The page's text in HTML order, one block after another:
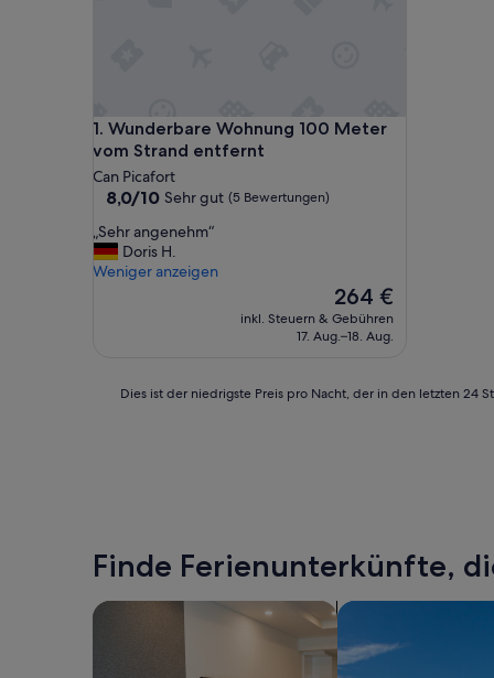
1. Wunderbare Wohnung 100 Meter
vom Strand entfernt
Wunderbare Wohnung 100 Meter vom Strand
Can Picafort
8.0
10,
Sehr
gut,
8,0/10 Sehr gut (5 Bewertungen)
„
S
e
„Sehr angenehm“
Doris H.
Weniger anzeigen
Der
Preis
beträgt
264 €
inkl. Steuern & Gebühren
17. Aug.–18. Aug.
in
den
24 Stunden
Dies ist der niedrigste Preis pro Nacht, der in den letzten 24
Finde Ferienunterkünfte,
Suche nach Aparthotels Suche nach Villen